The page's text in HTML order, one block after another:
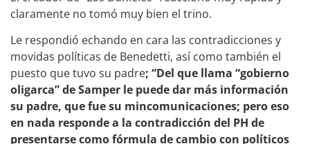
claramente no tomó muy bien el trino.
Le respondió echando en cara las contradicciones y
movidas políticas de Benedetti, así como también el
puesto que tuvo su padre; “Del que llama “gobierno
oligarca” de Samper le puede dar más información
su padre, que fue su mincomunicaciones; pero eso
en nada responde a la contradicción del PH de
presentarse como fórmula de cambio con políticos